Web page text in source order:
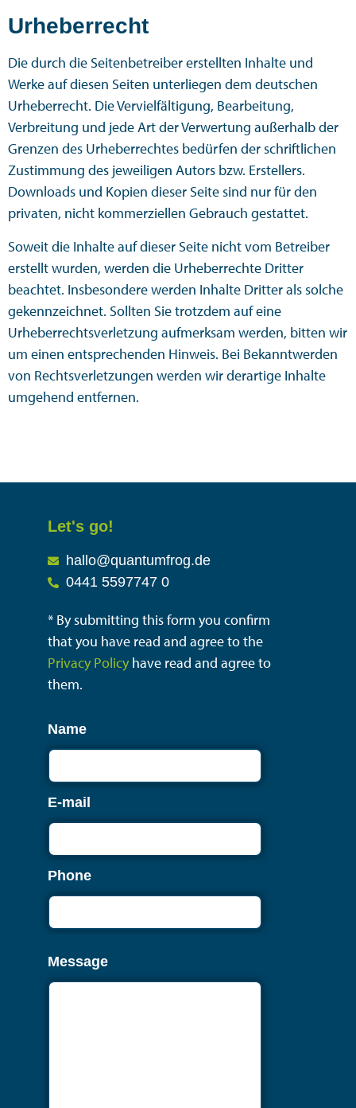
Urheberrecht
Die durch die Seitenbetreiber erstellten Inhalte und
Werke auf diesen Seiten unterliegen dem deutschen
Urheberrecht. Die Vervielfältigung, Bearbeitung,
Verbreitung und jede Art der Verwertung außerhalb der
Grenzen des Urheberrechtes bedürfen der schriftlichen
Zustimmung des jeweiligen Autors bzw. Erstellers.
Downloads und Kopien dieser Seite sind nur für den
privaten, nicht kommerziellen Gebrauch gestattet.
Soweit die Inhalte auf dieser Seite nicht vom Betreiber
erstellt wurden, werden die Urheberrechte Dritter
beachtet. Insbesondere werden Inhalte Dritter als solche
gekennzeichnet. Sollten Sie trotzdem auf eine
Urheberrechtsverletzung aufmerksam werden, bitten wir
um einen entsprechenden Hinweis. Bei Bekanntwerden
von Rechtsverletzungen werden wir derartige Inhalte
umgehend entfernen.
Let's go!
hallo@quantumfrog.de
0441 5597747 0
* By submitting this form you confirm
that you have read and agree to the
Privacy Policyhave read and agree to
them.
Name
E-mail
Phone
Message